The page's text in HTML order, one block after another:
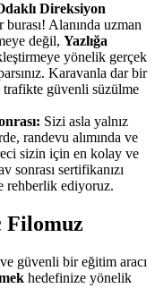
Direksiyon
Alanında uzman
değil, Yazlığa
yönelik gerçek
Karavanla dar bir
güvenli süzülme
Sizi asla yalnız
randevu alımında ve
sizin için en kolay ve
sonrası sertifikanızı
rehberlik ediyoruz.
Filomuz
güvenli bir eğitim aracı
hedefinize yönelik